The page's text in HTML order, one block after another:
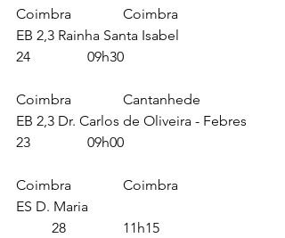
Coimbra		Coimbra
EB 2,3 Rainha Santa Isabel
24		09h30
Coimbra		Cantanhede
EB 2,3 Dr. Carlos de Oliveira - Febres
23		09h00
Coimbra		Coimbra
ES D. Maria
	28		11h15